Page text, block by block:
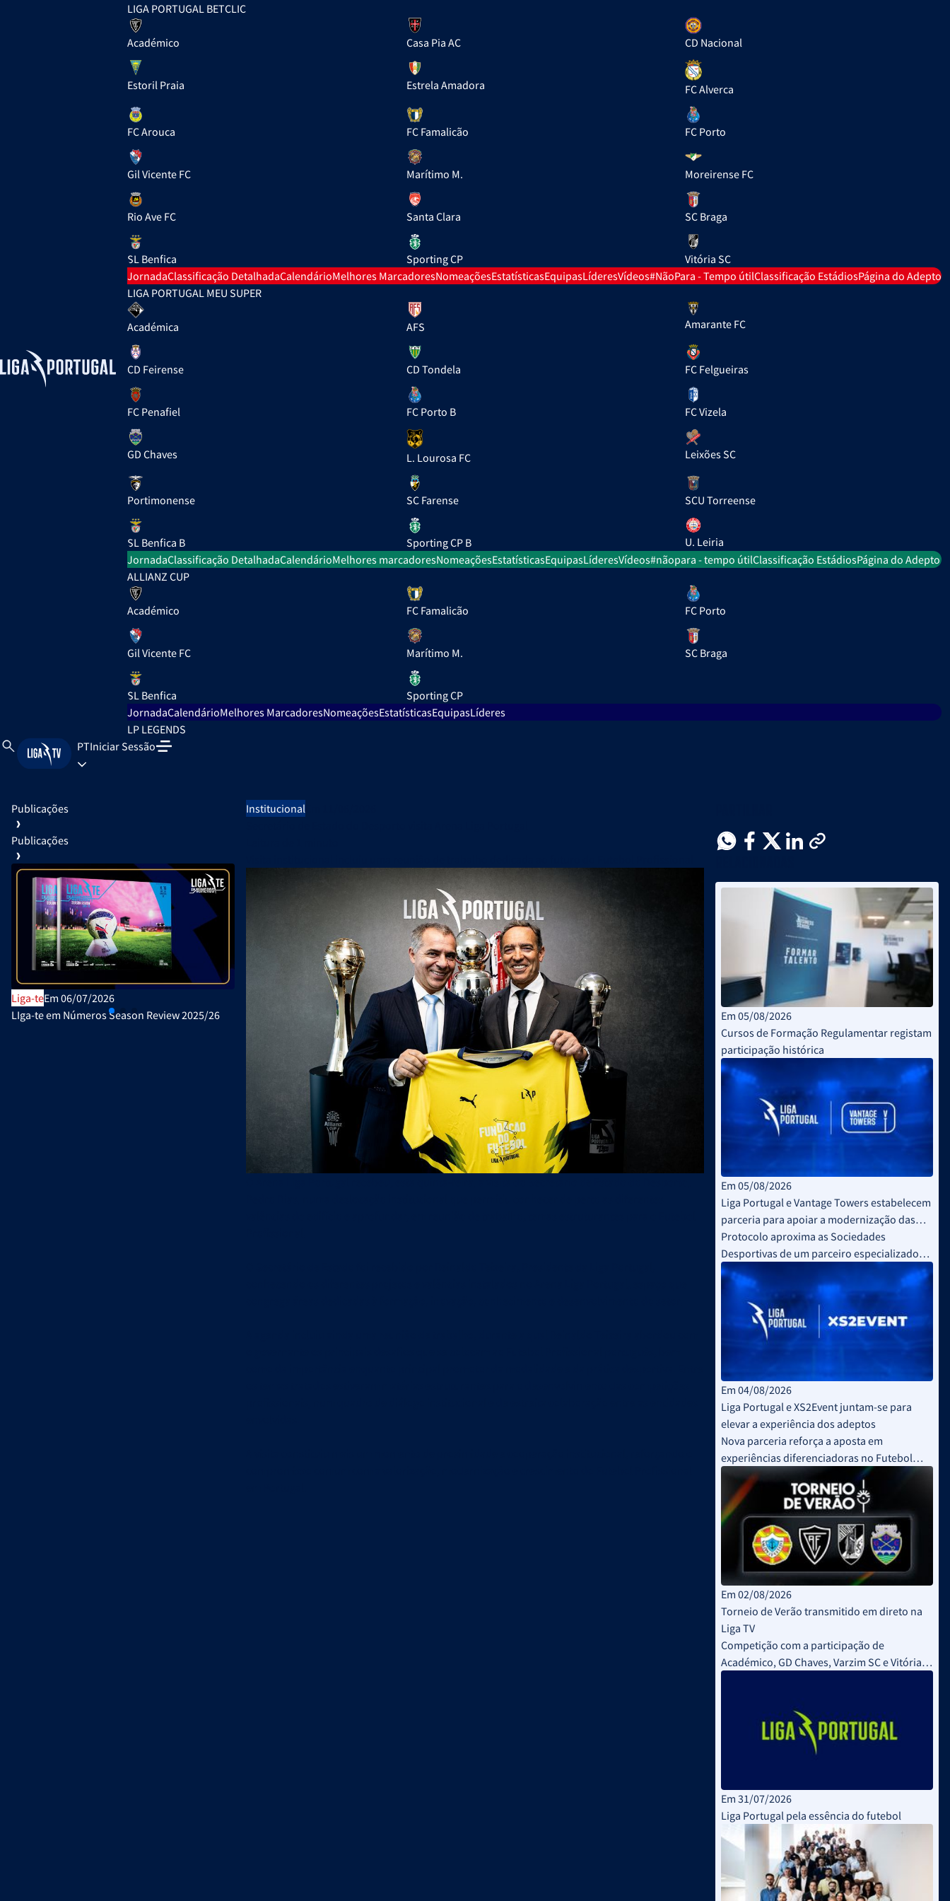
LIGA PORTUGAL BETCLIC
Académico Casa Pia AC CD Nacional
Estoril Praia Estrela Amadora FC Alverca
FC Arouca FC Famalicão FC Porto
Gil Vicente FC Marítimo M. Moreirense FC
Rio Ave FC Santa Clara SC Braga
SL Benfica Sporting CP
Vitória SC
JornadaClassificação DetalhadaCalendárioMelhores MarcadoresNomeaçõesEstatísticasEquipasLíderesVídeos#NãoPara - Tempo útilClassificação EstádiosPágina do Adepto
LIGA PORTUGAL MEU SUPER
Académica AFS Amarante FC
CD Feirense CD Tondela FC Felgueiras
FC Penafiel FC Porto B FC Vizela
GD Chaves L. Lourosa FC Leixões SC
Portimonense SC Farense SCU Torreense
SL Benfica B Sporting CP B
U. Leiria
JornadaClassificação DetalhadaCalendárioMelhores marcadoresNomeaçõesEstatísticasEquipasLíderesVídeos#nãopara - tempo útilClassificação EstádiosPágina do Adepto
ALLIANZ CUP
Académico FC Famalicão FC Porto
Gil Vicente FC Marítimo M. SC Braga
SL Benfica
Sporting CP
JornadaCalendárioMelhores MarcadoresNomeaçõesEstatísticasEquipasLíderes
LP LEGENDS
PTIniciar Sessão
Publicações
Publicações
Liga-teEm 06/07/2026
LIga-te em Números Season Review 2025/26
Publicações OficiaisEm 30/06/2026
Plano de Atividades e Orçamento 2026-27
Liga-te Em 22/06/2026
Revista Liga-te N.º 44 - Campeões
InstitucionalEm 11/06/2026
Em 05/08/2026
Cursos de Formação Regulamentar registam
participação histórica
Em 05/08/2026
Liga Portugal e Vantage Towers estabelecem
parceria para apoiar a modernização das
infraestruturas de conectividade no Futebol
Profissional
Protocolo aproxima as Sociedades
Desportivas de um parceiro especializado
em infraestruturas de conectividade
Em 04/08/2026
Liga Portugal e XS2Event juntam-se para
elevar a experiência dos adeptos
Nova parceria reforça a aposta em
experiências diferenciadoras no Futebol
Profissional
Em 02/08/2026
Torneio de Verão transmitido em direto na
Liga TV
Competição com a participação de
Académico, GD Chaves, Varzim SC e Vitória
Em 31/07/2026
Liga Portugal pela essência do futebol